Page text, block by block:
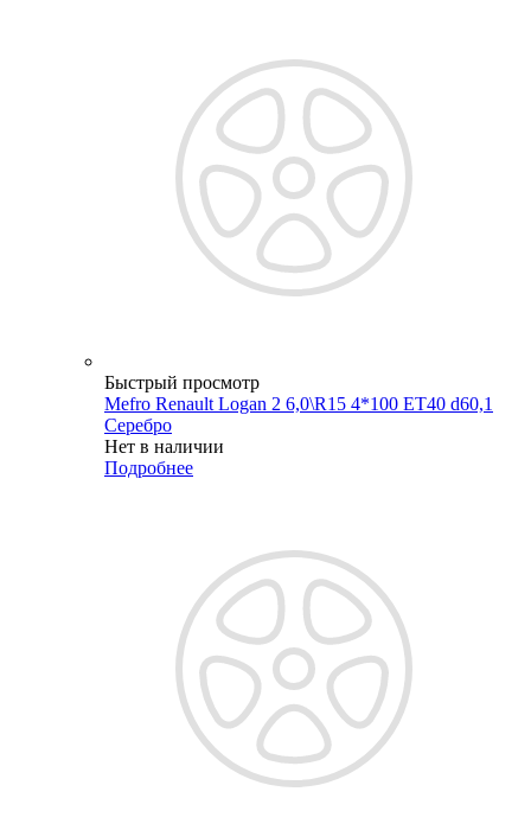
Быстрый просмотр
Mefro Renault Logan 2 6,0\R15 4*100 ET40 d60,1
Серебро
Нет в наличии
Подробнее